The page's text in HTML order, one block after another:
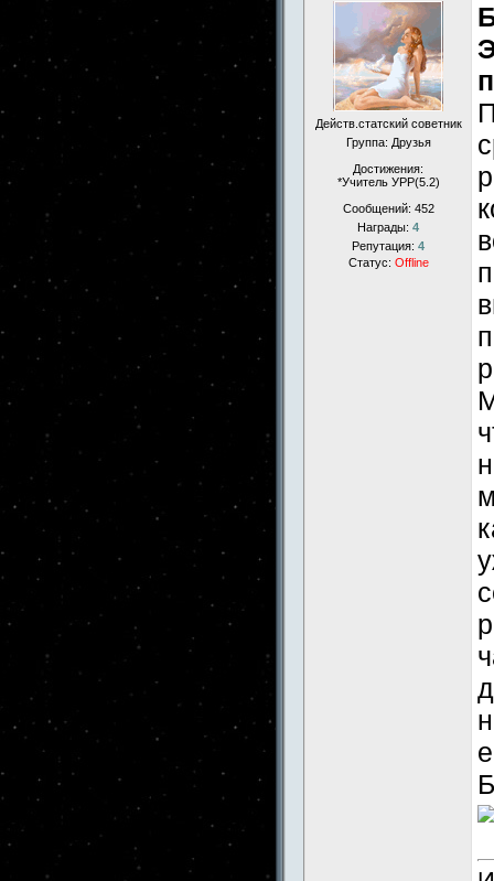
Действ.статский советник
Группа: Друзья
Достижения:
*Учитель УРР(5.2)
Сообщений: 452
Награды: 4
Репутация: 4
Статус: Offline